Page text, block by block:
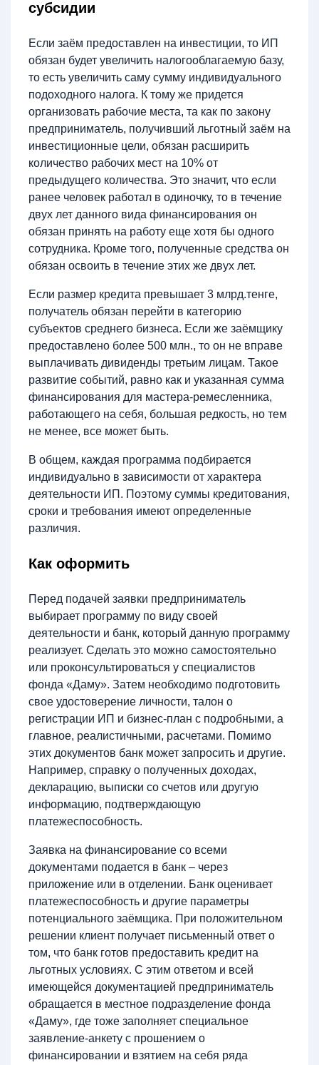
субсидии
Если заём предоставлен на инвестиции, то ИП
обязан будет увеличить налогооблагаемую базу,
то есть увеличить саму сумму индивидуального
подоходного налога. К тому же придется
организовать рабочие места, та как по закону
предприниматель, получивший льготный заём на
инвестиционные цели, обязан расширить
количество рабочих мест на 10% от
предыдущего количества. Это значит, что если
ранее человек работал в одиночку, то в течение
двух лет данного вида финансирования он
обязан принять на работу еще хотя бы одного
сотрудника. Кроме того, полученные средства он
обязан освоить в течение этих же двух лет.
Если размер кредита превышает 3 млрд.тенге,
получатель обязан перейти в категорию
субъектов среднего бизнеса. Если же заёмщику
предоставлено более 500 млн., то он не вправе
выплачивать дивиденды третьим лицам. Такое
развитие событий, равно как и указанная сумма
финансирования для мастера-ремесленника,
работающего на себя, большая редкость, но тем
не менее, все может быть.
В общем, каждая программа подбирается
индивидуально в зависимости от характера
деятельности ИП. Поэтому суммы кредитования,
сроки и требования имеют определенные
различия.
Как оформить
Перед подачей заявки предприниматель
выбирает программу по виду своей
деятельности и банк, который данную программу
реализует. Сделать это можно самостоятельно
или проконсультироваться у специалистов
фонда «Даму». Затем необходимо подготовить
свое удостоверение личности, талон о
регистрации ИП и бизнес-план с подробными, а
главное, реалистичными, расчетами. Помимо
этих документов банк может запросить и другие.
Например, справку о полученных доходах,
декларацию, выписки со счетов или другую
информацию, подтверждающую
платежеспособность.
Заявка на финансирование со всеми
документами подается в банк – через
приложение или в отделении. Банк оценивает
платежеспособность и другие параметры
потенциального заёмщика. При положительном
решении клиент получает письменный ответ о
том, что банк готов предоставить кредит на
льготных условиях. С этим ответом и всей
имеющейся документацией предприниматель
обращается в местное подразделение фонда
«Даму», где тоже заполняет специальное
заявление-анкету с прошением о
финансировании и взятием на себя ряда